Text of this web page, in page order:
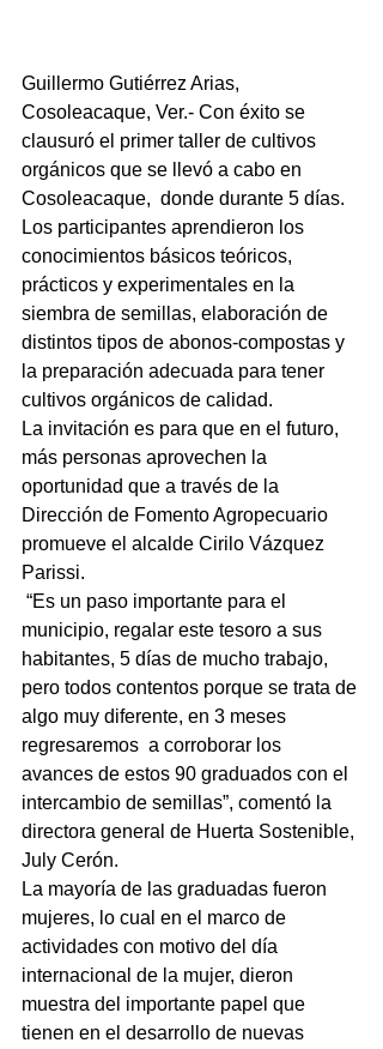
Guillermo Gutiérrez Arias,
Cosoleacaque, Ver.- Con éxito se
clausuró el primer taller de cultivos
orgánicos que se llevó a cabo en
Cosoleacaque,  donde durante 5 días.
Los participantes aprendieron los
conocimientos básicos teóricos,
prácticos y experimentales en la
siembra de semillas, elaboración de
distintos tipos de abonos-compostas y
la preparación adecuada para tener
cultivos orgánicos de calidad.
La invitación es para que en el futuro,
más personas aprovechen la
oportunidad que a través de la
Dirección de Fomento Agropecuario
promueve el alcalde Cirilo Vázquez
Parissi.
municipio, regalar este tesoro a sus
habitantes, 5 días de mucho trabajo,
pero todos contentos porque se trata de
algo muy diferente, en 3 meses
regresaremos  a corroborar los
avances de estos 90 graduados con el
intercambio de semillas”, comentó la
directora general de Huerta Sostenible,
July Cerón.
La mayoría de las graduadas fueron
mujeres, lo cual en el marco de
actividades con motivo del día
internacional de la mujer, dieron
muestra del importante papel que
tienen en el desarrollo de nuevas